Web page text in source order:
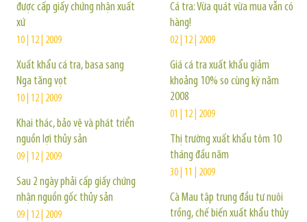
được cấp giấy chứng nhận xuất
xứ
10 | 12 | 2009
Xuất khẩu cá tra, basa sang
Nga tăng vọt
10 | 12 | 2009
Khai thác, bảo vệ và phát triển
nguồn lợi thủy sản
09 | 12 | 2009
Sau 2 ngày phải cấp giấy chứng
nhận nguồn gốc thủy sản
09 | 12 | 2009
Cá tra: Vừa quát vừa mua vẫn có
hàng!
02 | 12 | 2009
Giá cá tra xuất khẩu giảm
khoảng 10% so cùng kỳ năm
2008
01 | 12 | 2009
Thị trường xuất khẩu tôm 10
tháng đầu năm
30 | 11 | 2009
Cà Mau tập trung đầu tư nuôi
trồng, chế biến xuất khẩu thủy